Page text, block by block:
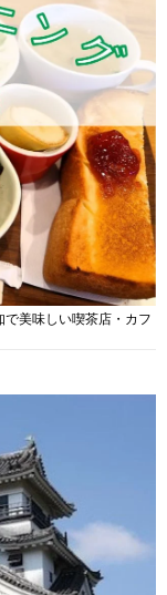
美味しい喫茶店・カフ